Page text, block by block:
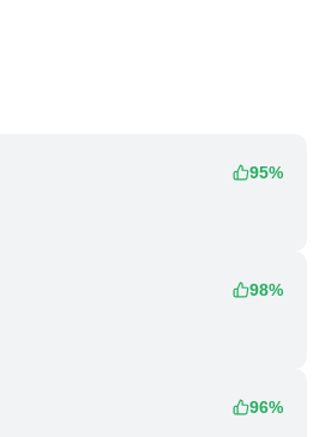
95%
98%
96%